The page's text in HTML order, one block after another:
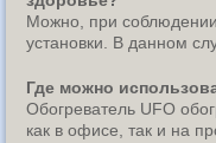
Можно, при
установки. В данном
Где можно
Обогреватель UFO
как в офисе, так и на